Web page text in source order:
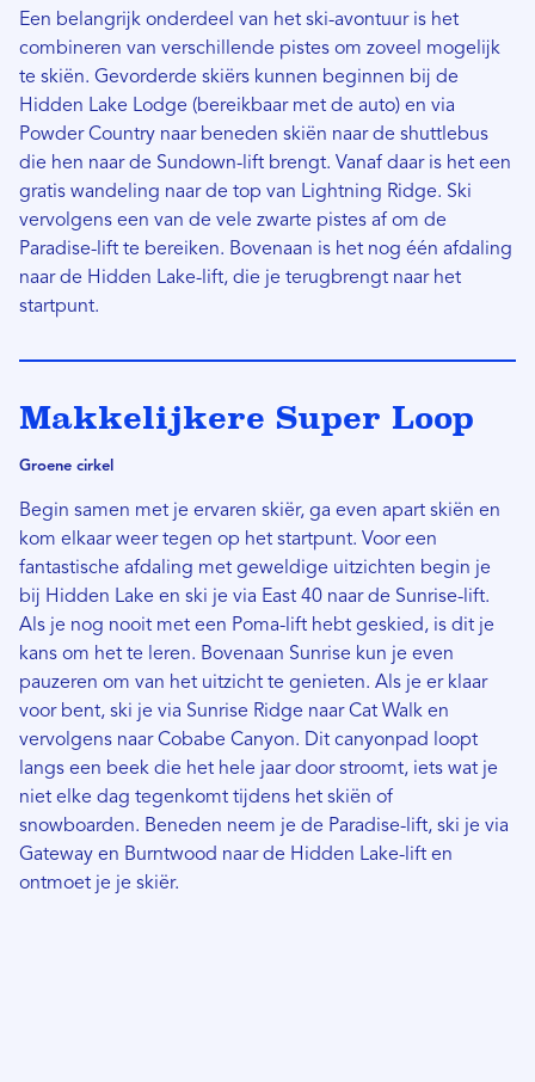
Een belangrijk onderdeel van het ski-avontuur is het
combineren van verschillende pistes om zoveel mogelijk
te skiën. Gevorderde skiërs kunnen beginnen bij de
Hidden Lake Lodge (bereikbaar met de auto) en via
Powder Country naar beneden skiën naar de shuttlebus
die hen naar de Sundown-lift brengt. Vanaf daar is het een
gratis wandeling naar de top van Lightning Ridge. Ski
vervolgens een van de vele zwarte pistes af om de
Paradise-lift te bereiken. Bovenaan is het nog één afdaling
naar de Hidden Lake-lift, die je terugbrengt naar het
startpunt.
Makkelijkere Super Loop
Groene cirkel
Begin samen met je ervaren skiër, ga even apart skiën en
kom elkaar weer tegen op het startpunt. Voor een
fantastische afdaling met geweldige uitzichten begin je
bij Hidden Lake en ski je via East 40 naar de Sunrise-lift.
Als je nog nooit met een Poma-lift hebt geskied, is dit je
kans om het te leren. Bovenaan Sunrise kun je even
pauzeren om van het uitzicht te genieten. Als je er klaar
voor bent, ski je via Sunrise Ridge naar Cat Walk en
vervolgens naar Cobabe Canyon. Dit canyonpad loopt
langs een beek die het hele jaar door stroomt, iets wat je
niet elke dag tegenkomt tijdens het skiën of
snowboarden. Beneden neem je de Paradise-lift, ski je via
Gateway en Burntwood naar de Hidden Lake-lift en
ontmoet je je skiër.